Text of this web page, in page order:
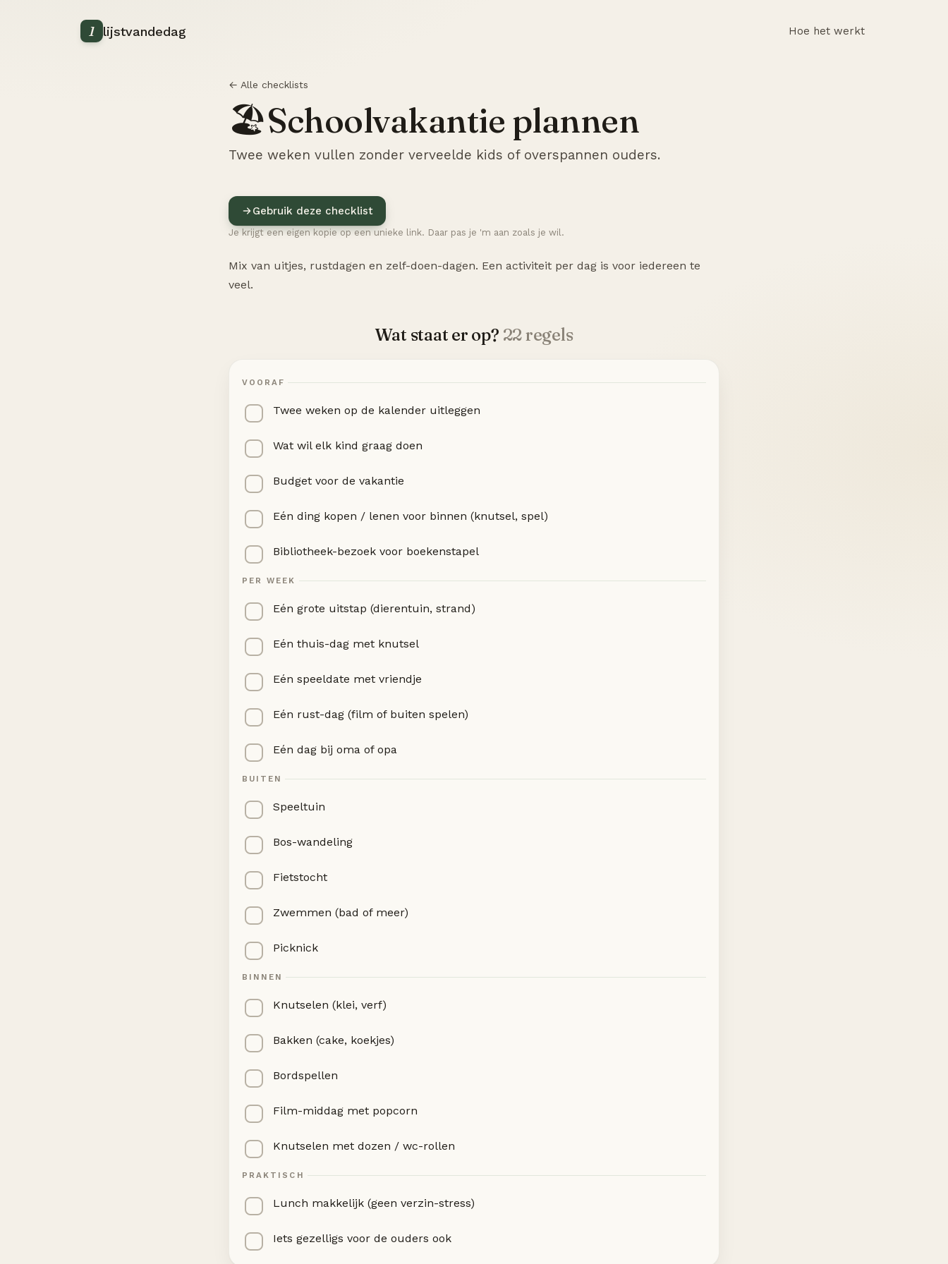
1 lijstvandedag Hoe het werkt
← Alle checklists
🏖️Schoolvakantie plannen
Twee weken vullen zonder verveelde kids of overspannen ouders.
Gebruik deze checklist
Je krijgt een eigen kopie op een unieke link. Daar pas je 'm aan zoals je wil.
Mix van uitjes, rustdagen en zelf-doen-dagen. Een activiteit per dag is voor iedereen te
veel.
Wat staat er op? 22 regels
VOORAF
Twee weken op de kalender uitleggen
Wat wil elk kind graag doen
Budget voor de vakantie
Eén ding kopen / lenen voor binnen (knutsel, spel)
Bibliotheek-bezoek voor boekenstapel
PER WEEK
Eén grote uitstap (dierentuin, strand)
Eén thuis-dag met knutsel
Eén speeldate met vriendje
Eén rust-dag (film of buiten spelen)
Eén dag bij oma of opa
BUITEN
Speeltuin
Bos-wandeling
Fietstocht
Zwemmen (bad of meer)
Picknick
BINNEN
Knutselen (klei, verf)
Bakken (cake, koekjes)
Bordspellen
Film-middag met popcorn
Knutselen met dozen / wc-rollen
PRAKTISCH
Lunch makkelijk (geen verzin-stress)
Iets gezelligs voor de ouders ook